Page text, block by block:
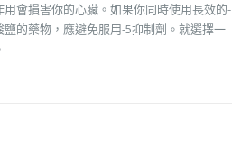
會損害你的心臟。如果你同時使用長效的-
的藥物，應避免服用-5抑制劑。就選擇一